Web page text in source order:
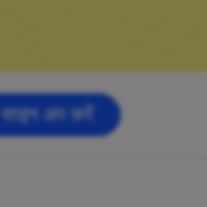
साइन अप करें